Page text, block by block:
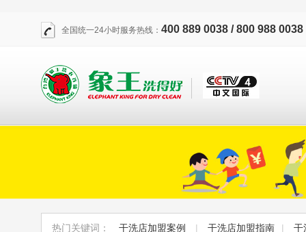
全国统一24小时服务热线： 400 889 0038 / 800 988 0038
热门关键词： 干洗店加盟案例 | 干洗店加盟指南 | 干